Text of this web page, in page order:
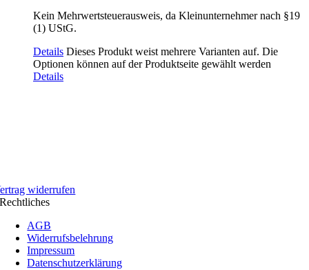
Kein Mehrwertsteuerausweis, da Kleinunternehmer nach §19
(1) UStG.
Details Dieses Produkt weist mehrere Varianten auf. Die
Optionen können auf der Produktseite gewählt werden
Details
widerrufen
Rechtliches
AGB
Widerrufsbelehrung
Impressum
Datenschutzerklärung